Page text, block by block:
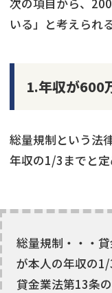
次の項目から、
いる」と考えられ
1.年収が600
総量規制という法
年収の1/3までと定
総量規制・・・
が本人の年収の1/
貸金業法第13条